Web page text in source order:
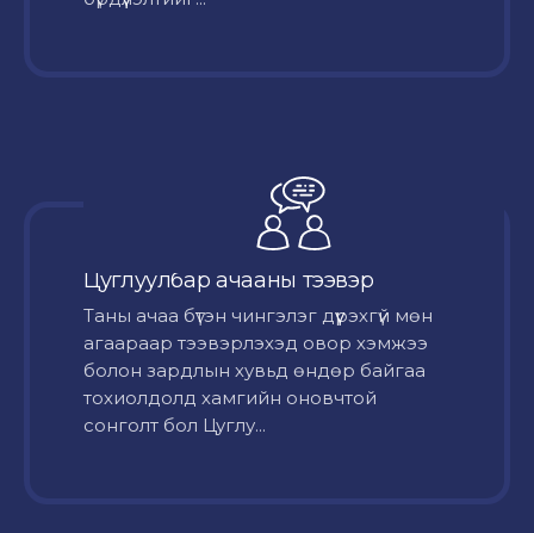
Цуглуулбар ачааны тээвэр
Таны ачаа бүтэн чингэлэг дүүрэхгүй мөн
агаараар тээвэрлэхэд овор хэмжээ
болон зардлын хувьд өндөр байгаа
тохиолдолд хамгийн оновчтой
сонголт бол Цуглу...